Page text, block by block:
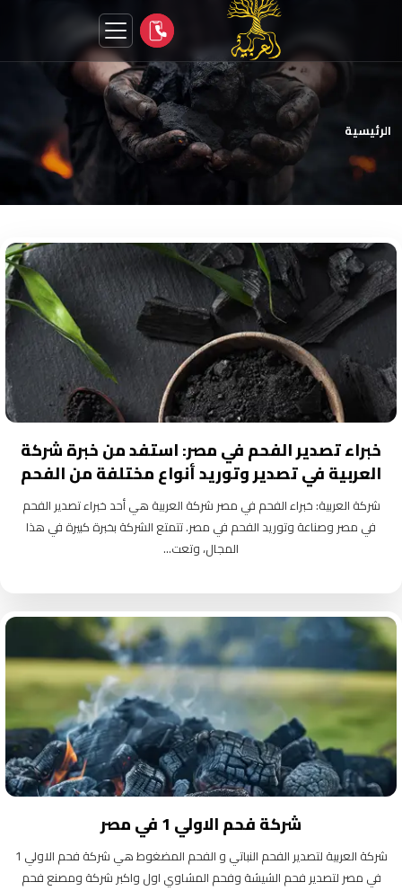
الرئيسية
خبراء تصدير الفحم في مصر: استفد من خبرة شركة
العربية في تصدير وتوريد أنواع مختلفة من الفحم
شركة العربية: خبراء الفحم في مصر شركة العربية هي أحد خبراء تصدير الفحم
في مصر وصناعة وتوريد الفحم في مصر. تتمتع الشركة بخبرة كبيرة في هذا
المجال، وتعت...
شركة فحم الاولي 1 في مصر
شركة العربية لتصدير الفحم النباتي و الفحم المضغوط هي شركة فحم الاولي 1
في مصر لتصدير فحم الشيشة وفحم المشاوي اول واكبر شركة ومصنع فحم